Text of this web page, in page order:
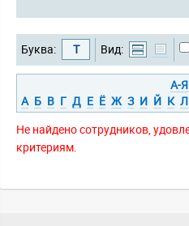
Буква: Т Вид:
А-Я
А Б В Г Д Е Ё Ж З И Й К Л
Не найдено сотрудников,
критериям.